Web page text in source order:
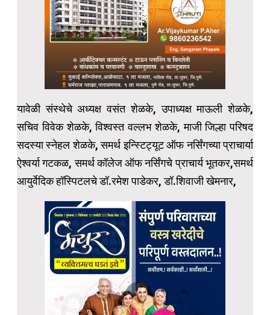
यावेळी संस्थेचे अध्यक्ष वसंत शेळके, उपाध्यक्ष माऊली शेळके,
सचिव विवेक शेळके, विश्वस्त वल्लभ शेळके, माजी जिल्हा परिषद
सदस्या स्नेहल शेळके, समर्थ इन्स्टिट्यूट ऑफ नर्सिंगच्या प्राचार्या
ऐश्वर्या गटकळ, समर्थ कॉलेज ऑफ नर्सिंगचे प्राचार्य भूतकर,समर्थ
आयुर्वेदिक हॉस्पिटलचे डॉ.रमेश पाडेकर, डॉ.शिवाजी खेमनार,